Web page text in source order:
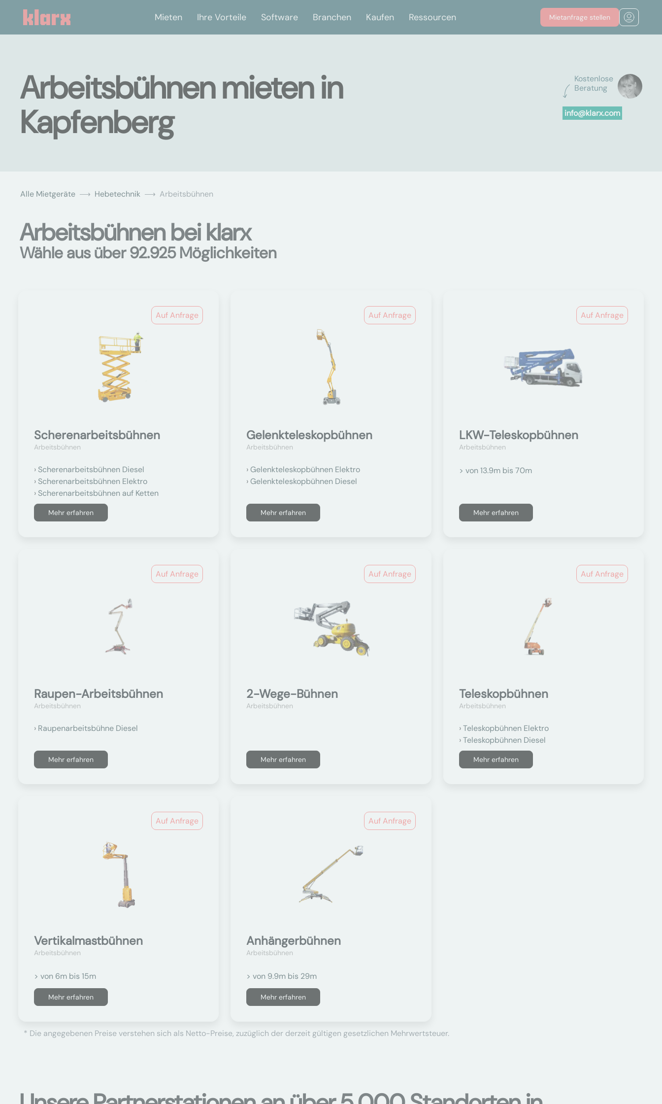
Mieten Ihre Vorteile Software Branchen Kaufen Ressourcen Mietanfrage stellen
Kostenlose
Beratung
info@klarx.com
Arbeitsbühnen mieten in
Kapfenberg
Alle Mietgeräte Hebetechnik Arbeitsbühnen
Arbeitsbühnen bei klarx
Wähle aus über 92.925 Möglichkeiten
Auf Anfrage
Scherenarbeitsbühnen
Arbeitsbühnen
Scherenarbeitsbühnen Diesel
Scherenarbeitsbühnen Elektro
Scherenarbeitsbühnen auf Ketten
Mehr erfahren
Auf Anfrage
Gelenkteleskopbühnen
Arbeitsbühnen
Gelenkteleskopbühnen Elektro
Gelenkteleskopbühnen Diesel
Mehr erfahren
Auf Anfrage
LKW-Teleskopbühnen
Arbeitsbühnen
> von 13.9m bis 70m
Mehr erfahren
Auf Anfrage
Raupen-Arbeitsbühnen
Arbeitsbühnen
Raupenarbeitsbühne Diesel
Mehr erfahren
Auf Anfrage
2-Wege-Bühnen
Arbeitsbühnen
Mehr erfahren
Auf Anfrage
Teleskopbühnen
Arbeitsbühnen
Teleskopbühnen Elektro
Teleskopbühnen Diesel
Mehr erfahren
Auf Anfrage
Vertikalmastbühnen
Arbeitsbühnen
> von 6m bis 15m
Mehr erfahren
Auf Anfrage
Anhängerbühnen
Arbeitsbühnen
> von 9.9m bis 29m
Mehr erfahren
* Die angegebenen Preise verstehen sich als Netto-Preise, zuzüglich der derzeit gültigen gesetzlichen Mehrwertsteuer.